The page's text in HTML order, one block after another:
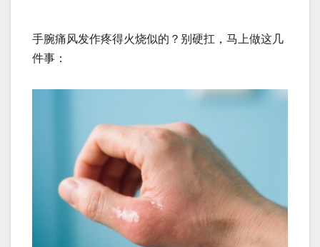
手腕痛风发作疼得火烧似的？别硬扛，马上做这几
件事：